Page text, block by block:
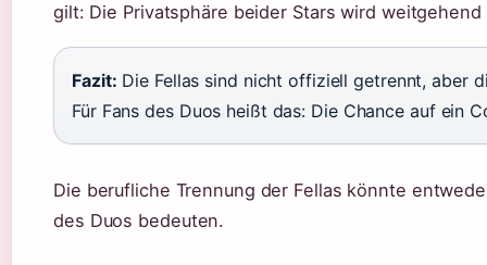
gilt: Die Privatsphäre beider Stars wird
Fazit: Die Fellas sind nicht offiziell getrennt, aber
Für Fans des Duos heißt das: Die Chance auf ein
Die berufliche Trennung der Fellas könnte
des Duos bedeuten.